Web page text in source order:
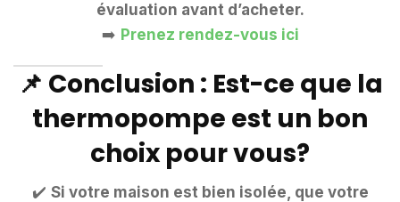
évaluation avant d’acheter.
➡️ Prenez rendez-vous ici
📌 Conclusion : Est-ce que la
thermopompe est un bon
choix pour vous?
✔️ Si votre maison est bien isolée, que votre